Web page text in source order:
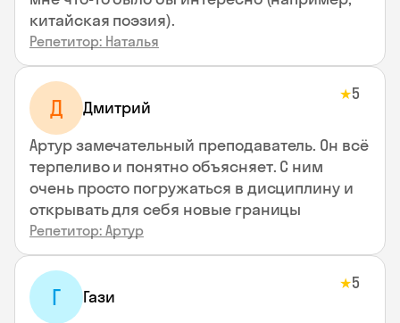
китайская поэзия).
Репетитор: Наталья
Д Дмитрий
★5
Артур замечательный преподаватель. Он всё
терпеливо и понятно объясняет. С ним
очень просто погружаться в дисциплину и
открывать для себя новые границы
Репетитор: Артур
Г Гази
★5